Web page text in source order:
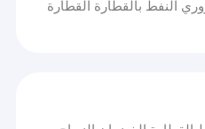
النفط بالقطارة القطارة